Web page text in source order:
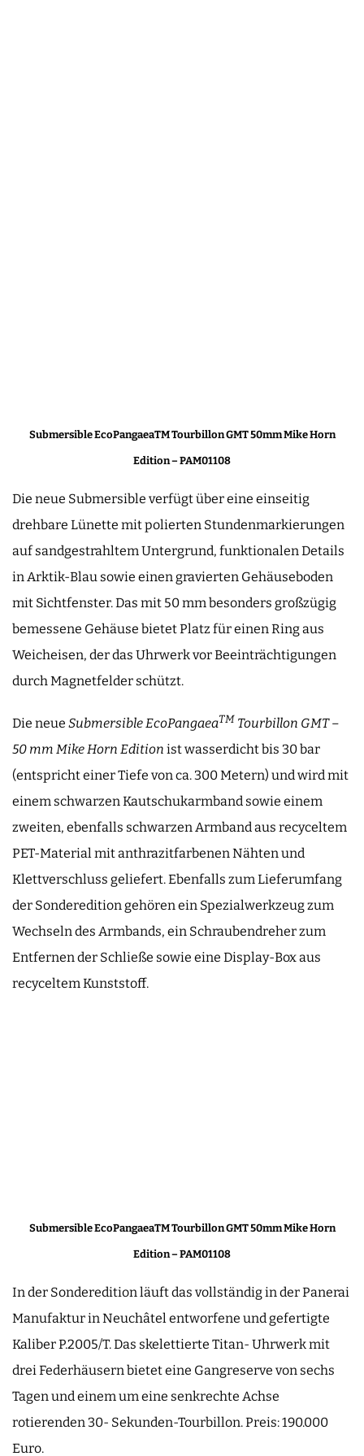
Submersible EcoPangaeaTM Tourbillon GMT 50mm Mike Horn
Edition – PAM01108
Die neue Submersible verfügt über eine einseitig
drehbare Lünette mit polierten Stundenmarkierungen
auf sandgestrahltem Untergrund, funktionalen Details
in Arktik-Blau sowie einen gravierten Gehäuseboden
mit Sichtfenster. Das mit 50 mm besonders großzügig
bemessene Gehäuse bietet Platz für einen Ring aus
Weicheisen, der das Uhrwerk vor Beeinträchtigungen
durch Magnetfelder schützt.
Die neue Submersible EcoPangaeaTM Tourbillon GMT –
50 mm Mike Horn Edition ist wasserdicht bis 30 bar
(entspricht einer Tiefe von ca. 300 Metern) und wird mit
einem schwarzen Kautschukarmband sowie einem
zweiten, ebenfalls schwarzen Armband aus recyceltem
PET-Material mit anthrazitfarbenen Nähten und
Klettverschluss geliefert. Ebenfalls zum Lieferumfang
der Sonderedition gehören ein Spezialwerkzeug zum
Wechseln des Armbands, ein Schraubendreher zum
Entfernen der Schließe sowie eine Display-Box aus
recyceltem Kunststoff.
Submersible EcoPangaeaTM Tourbillon GMT 50mm Mike Horn
Edition – PAM01108
In der Sonderedition läuft das vollständig in der Panerai
Manufaktur in Neuchâtel entworfene und gefertigte
Kaliber P.2005/T. Das skelettierte Titan- Uhrwerk mit
drei Federhäusern bietet eine Gangreserve von sechs
Tagen und einem um eine senkrechte Achse
rotierenden 30- Sekunden-Tourbillon. Preis: 190.000
Euro.